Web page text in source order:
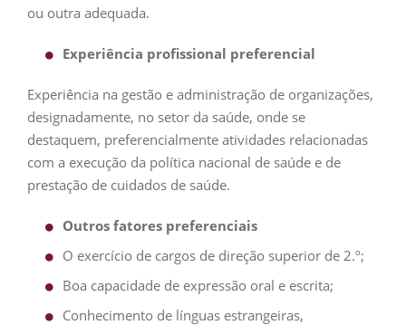
ou outra adequada.
Experiência profissional preferencial
Experiência na gestão e administração de organizações,
designadamente, no setor da saúde, onde se
destaquem, preferencialmente atividades relacionadas
com a execução da política nacional de saúde e de
prestação de cuidados de saúde.
Outros fatores preferenciais
O exercício de cargos de direção superior de 2.º;
Boa capacidade de expressão oral e escrita;
Conhecimento de línguas estrangeiras,